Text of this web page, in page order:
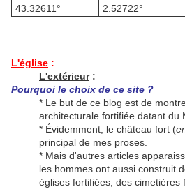
43.32611°
2.52722°
L'église :
L'extérieur:
Pourquoi le choix de ce site ?
* Le but de ce blog est de
architecturale fortifiée datant du
* Évidemment, le château fort (
principal de mes proses.
* Mais d'autres articles
les hommes ont aussi construit
églises fortifiées, des cimetières